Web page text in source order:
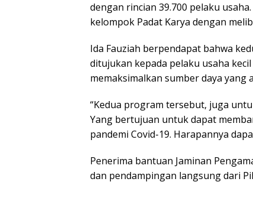
dengan rincian 39.700 pelaku
kelompok Padat Karya dengan
Ida Fauziah berpendapat bahwa
ditujukan kepada pelaku usaha
memaksimalkan sumber daya yang
“Kedua program tersebut, juga
Yang bertujuan untuk dapat
pandemi Covid-19. Harapannya
Penerima bantuan Jaminan
dan pendampingan langsung dari